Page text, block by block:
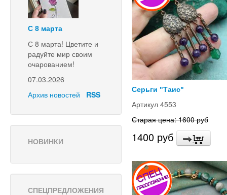
С 8 марта
С 8 марта! Цветите и
радуйте мир своим
очарованием!
07.03.2026
Архив новостей
RSS
НОВИНКИ
СПЕЦПРЕДЛОЖЕНИЯ
Серьги "Таис"
Артикул 4553
Старая цена: 1600 руб
1400 руб